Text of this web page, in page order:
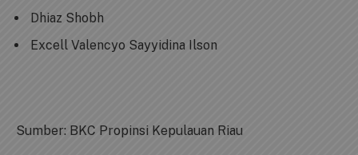
Dhiaz Shobh
Excell Valencyo Sayyidina Ilson
Sumber: BKC Propinsi Kepulauan Riau